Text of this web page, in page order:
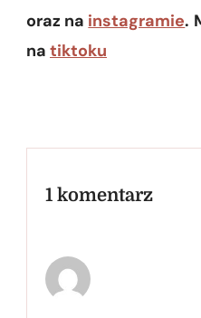
oraz na instagramie.
na tiktoku
1 komentarz